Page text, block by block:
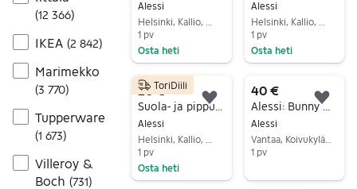
(12 366)
IKEA (2 842)
Marimekko
(3 770)
Tupperware
(1 673)
Villeroy &
Boch (731)
Alessi
1 pv
Osta heti
Alessi
1 pv
Osta heti
20 €
Alessi
1 pv
Osta heti
ToriDiili
Lisää suosikiksi.
40 €
Alessi: Bunny & Carrot -talouspaperiteline sekä Zc Magic Bunny Hammastikkuteline
Alessi
Vantaa, Koivukylä-Havukoski, Uusimaa
1 pv